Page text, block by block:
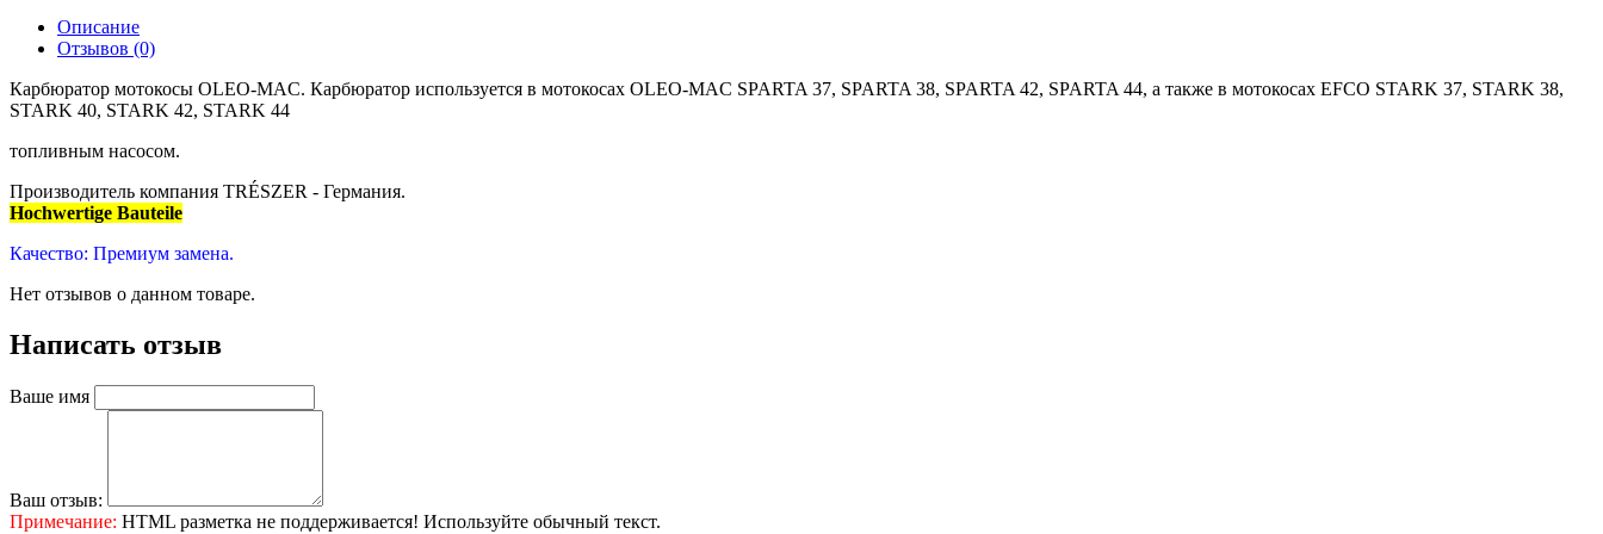
Описание
Отзывов (0)
Карбюратор мотокосы OLEO-MAC. Карбюратор используется в мотокосах OLEO-MAC SPARTA 37, SPARTA 38, SPARTA 42, SPARTA 44, а также в мотокосах EFCO STARK 37, STARK 38,
STARK 40, STARK 42, STARK 44
топливным насосом.
Производитель компания TRÉSZER - Германия.
Hochwertige Bauteile
Качество: Премиум замена.
Нет отзывов о данном товаре.
Написать отзыв
Ваше имя
Ваш отзыв:
Примечание: HTML разметка не поддерживается! Используйте обычный текст.